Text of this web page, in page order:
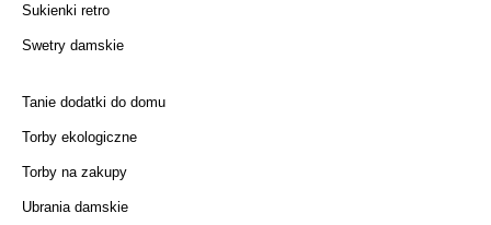
Sukienki retro
Swetry damskie
Tanie dodatki do domu
Torby ekologiczne
Torby na zakupy
Ubrania damskie